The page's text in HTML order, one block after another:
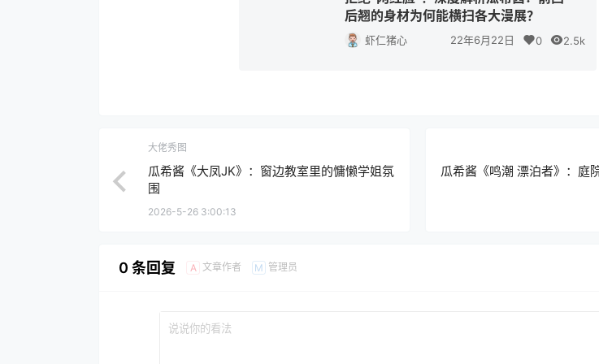
后翘的身材为何能横扫各大漫展？
虾仁猪心 22年6月22日 0 2.5k
大佬秀图
瓜希酱《大凤JK》：窗边教室里的慵懒学姐氛
围
2026-5-26 3:00:13
瓜希酱《鸣潮 漂泊者》：庭
0 条回复 A 文章作者 M 管理员